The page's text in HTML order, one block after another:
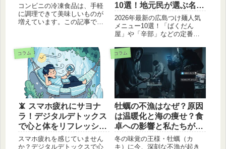
コンビニの冷凍食品は、手軽
に調理できて美味しいものが
増えています。この記事で
す。
10選！地元民が選ぶ名店
ガイド。
2026年最新の広島つけ麺人気
メニュー10選！「ばくだん
屋」や「辛部」などの定番か
激辛好き必見のラインナップ
を紹介します。辛さの選び方
や美味しい食べ方のコツも解
説。広島観光や今日のランチ
にぴったりの一軒が見つかり
ます。
コラム
📵 スマホ疲れにサヨナ
ラ！デジタルデトックス
で心と体をリフレッシュ
しよう✨
スマホ疲れを感じていません
か？デジタルデトックスで心
コラム
牡蠣の不漁はなぜ？原因
は温暖化と海の痩せ？食
卓への影響と私たちがで
きること
冬の味覚の王様・牡蠣（カ
キ）に今、深刻な不漁が起き